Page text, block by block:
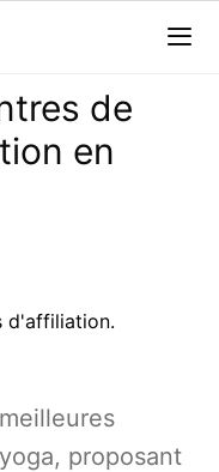
de
en
d'affiliation.
proposant